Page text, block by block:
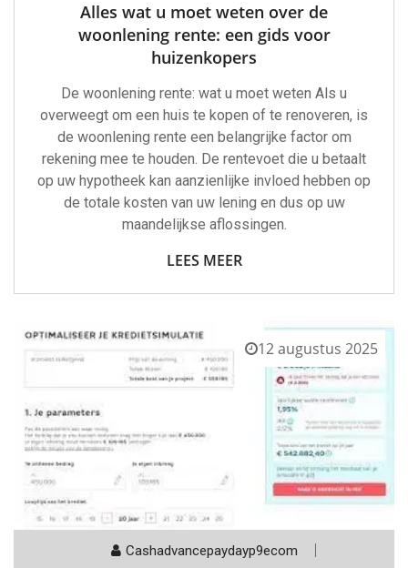
Alles wat u moet weten over de
woonlening rente: een gids voor
huizenkopers
De woonlening rente: wat u moet weten Als u
overweegt om een huis te kopen of te renoveren, is
de woonlening rente een belangrijke factor om
rekening mee te houden. De rentevoet die u betaalt
op uw hypotheek kan aanzienlijke invloed hebben op
de totale kosten van uw lening en dus op uw
maandelijkse aflossingen.
LEES MEER
12 augustus 2025
Cashadvancepaydayp9ecom